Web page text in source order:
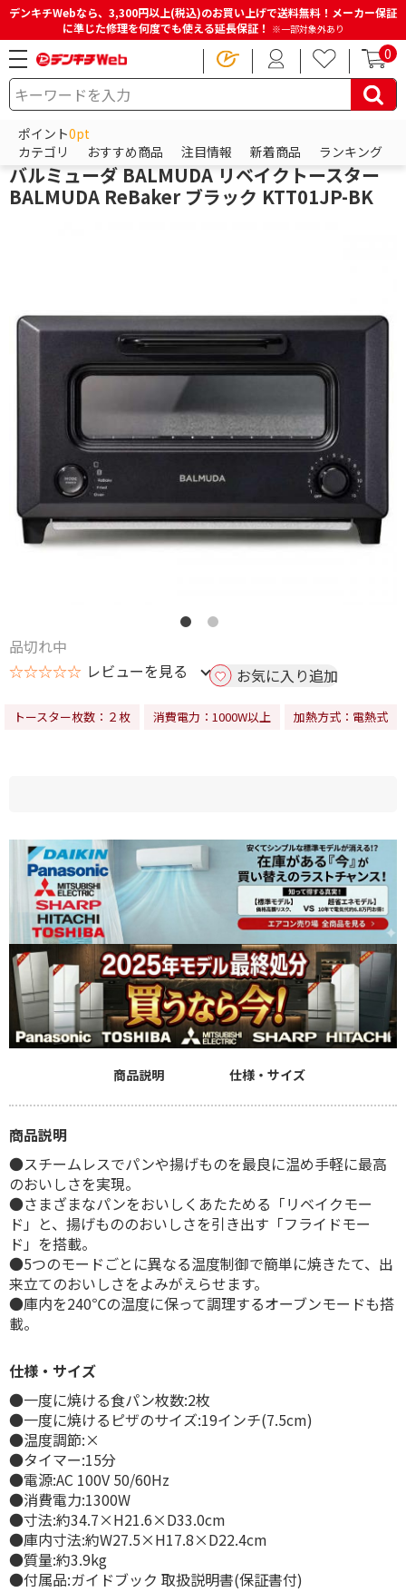
デンキチWebなら、3,300円以上(税込)のお買い上げで送料無料！メーカー保証
に準じた修理を何度でも使える延長保証！ ※一部対象外あり
0
ポイント0pt
カテゴリ
おすすめ商品 注目情報 新着商品 ランキング
HOME 商品一覧ページ キッチン・調理家電 トースター
バルミューダ
バルミューダ BALMUDA リベイクトースター
BALMUDA ReBaker ブラック KTT01JP-BK
品切れ中
☆☆☆☆☆ レビューを見る お気に入り追加
トースター枚数：２枚 消費電力：1000W以上 加熱方式：電熱式
商品説明 仕様・サイズ
商品説明
●スチームレスでパンや揚げものを最良に温め手軽に最高
のおいしさを実現。
●さまざまなパンをおいしくあたためる「リベイクモー
ド」と、揚げもののおいしさを引き出す「フライドモー
ド」を搭載。
●5つのモードごとに異なる温度制御で簡単に焼きたて、出
来立てのおいしさをよみがえらせます。
●庫内を240℃の温度に保って調理するオーブンモードも搭
載。
仕様・サイズ
●一度に焼ける食パン枚数:2枚
●一度に焼けるピザのサイズ:19インチ(7.5cm)
●温度調節:×
●タイマー:15分
●電源:AC 100V 50/60Hz
●消費電力:1300W
●寸法:約34.7×H21.6×D33.0cm
●庫内寸法:約W27.5×H17.8×D22.4cm
●質量:約3.9kg
●付属品:ガイドブック 取扱説明書(保証書付)